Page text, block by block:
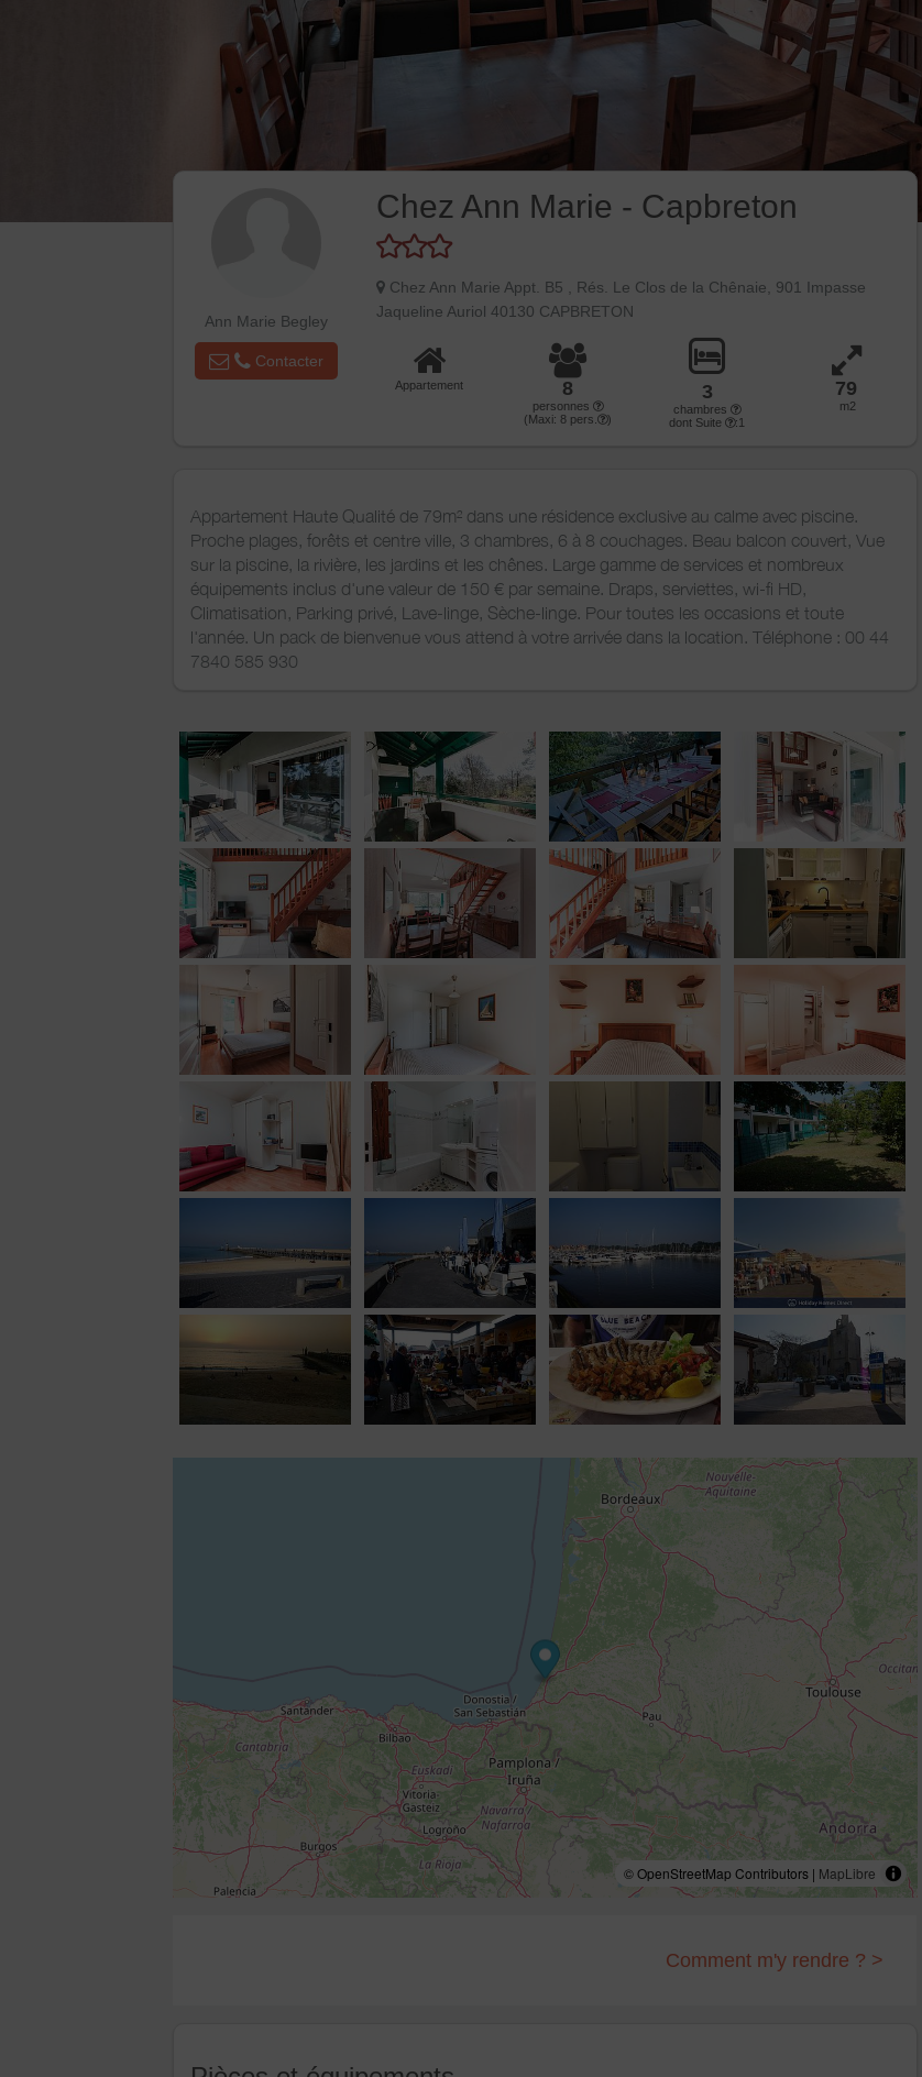
Ann Marie Begley
Contacter
Chez Ann Marie - Capbreton
Chez Ann Marie Appt. B5 , Rés. Le Clos de la Chênaie, 901 Impasse
Jaqueline Auriol 40130 CAPBRETON
Appartement 8
personnes
(Maxi:8 pers. )
3
chambres
dont Suite
:1
79
m2
Appartement Haute Qualité de 79m² dans une résidence exclusive au calme avec piscine.
Proche plages, forêts et centre ville, 3 chambres, 6 à 8 couchages. Beau balcon couvert, Vue
sur la piscine, la rivière, les jardins et les chênes. Large gamme de services et nombreux
équipements inclus d'une valeur de 150 € par semaine. Draps, serviettes, wi-fi HD,
Climatisation, Parking privé, Lave-linge, Sèche-linge. Pour toutes les occasions et toute
l'année. Un pack de bienvenue vous attend à votre arrivée dans la location. Téléphone : 00 44
7840 585 930
© OpenStreetMap Contributors | MapLibre
Comment m'y rendre ? >